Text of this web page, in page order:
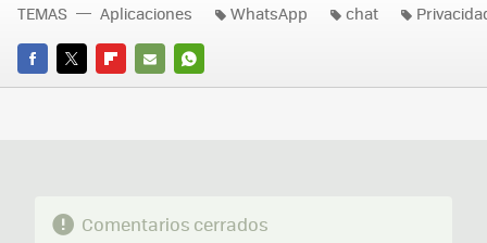
FACEBOOK
TWITTERFLIPBOARD
E-
WHATSAPP
TEMAS Aplicaciones WhatsApp chat
Comentarios cerrados